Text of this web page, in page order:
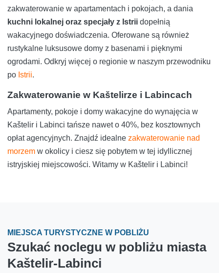
zakwaterowanie w apartamentach i pokojach, a dania
kuchni lokalnej oraz specjały z Istrii dopełnią
wakacyjnego doświadczenia. Oferowane są również
rustykalne luksusowe domy z basenami i pięknymi
ogrodami. Odkryj więcej o regionie w naszym przewodniku
po Istrii.
Zakwaterowanie w Kaštelirze i Labincach
Apartamenty, pokoje i domy wakacyjne do wynajęcia w
Kaštelir i Labinci tańsze nawet o 40%, bez kosztownych
opłat agencyjnych. Znajdź idealne zakwaterowanie nad
morzem w okolicy i ciesz się pobytem w tej idyllicznej
istryjskiej miejscowości. Witamy w Kaštelir i Labinci!
MIEJSCA TURYSTYCZNE W POBLIŻU
Szukać noclegu w pobliżu miasta
Kaštelir-Labinci